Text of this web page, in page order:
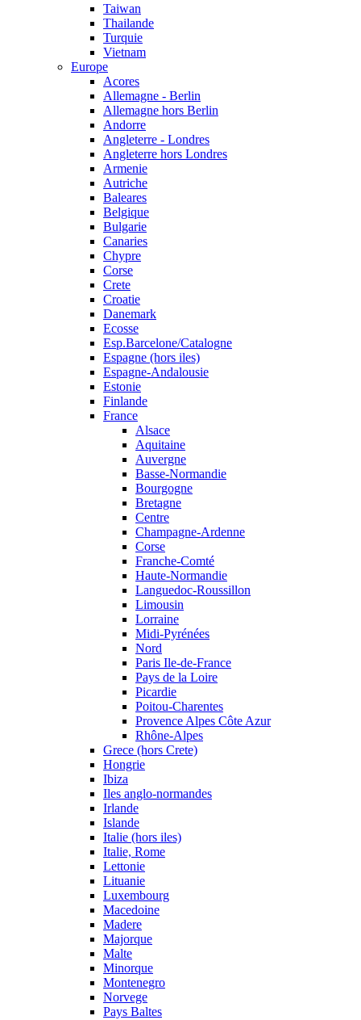
Taiwan
Thailande
Turquie
Vietnam
Europe
Acores
Allemagne - Berlin
Allemagne hors Berlin
Andorre
Angleterre - Londres
Angleterre hors Londres
Armenie
Autriche
Baleares
Belgique
Bulgarie
Canaries
Chypre
Corse
Crete
Croatie
Danemark
Ecosse
Esp.Barcelone/Catalogne
Espagne (hors iles)
Espagne-Andalousie
Estonie
Finlande
France
Alsace
Aquitaine
Auvergne
Basse-Normandie
Bourgogne
Bretagne
Centre
Champagne-Ardenne
Corse
Franche-Comté
Haute-Normandie
Languedoc-Roussillon
Limousin
Lorraine
Midi-Pyrénées
Nord
Paris Ile-de-France
Pays de la Loire
Picardie
Poitou-Charentes
Provence Alpes Côte Azur
Rhône-Alpes
Grece (hors Crete)
Hongrie
Ibiza
Iles anglo-normandes
Irlande
Islande
Italie (hors iles)
Italie, Rome
Lettonie
Lituanie
Luxembourg
Macedoine
Madere
Majorque
Malte
Minorque
Montenegro
Norvege
Pays Baltes